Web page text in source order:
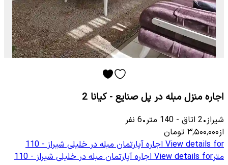
اجاره منزل مبله در پل صنایع - کیانا 2
شیراز•
2 اتاق -
140 متر•
6 نفر
از۳٬۵۰۰٬۰۰۰ تومان
View details for
اجاره آپارتمان مبله در خلیلی شیراز - 110
مترView details for
اجاره آپارتمان مبله در خلیلی شیراز - 110